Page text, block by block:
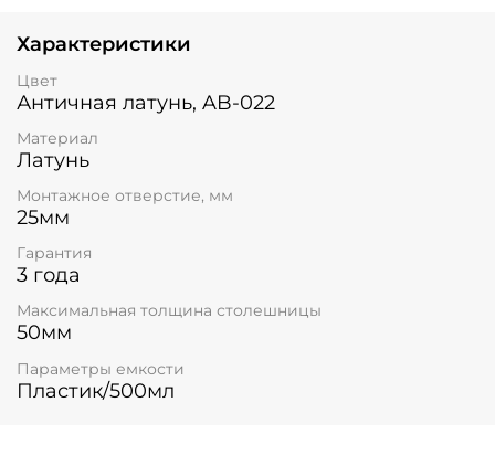
Характеристики
Цвет
Античная латунь, AB-022
Материал
Латунь
Монтажное отверстие, мм
25мм
Гарантия
3 года
Максимальная толщина столешницы
50мм
Параметры емкости
Пластик/500мл